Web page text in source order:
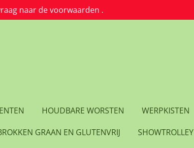
naar de voorwaarden .
HOUDBARE WORSTEN
WERPKISTEN
GRAAN EN GLUTENVRIJ
SHOWTROLLEY